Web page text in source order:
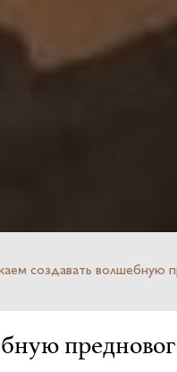
создавать волшебную